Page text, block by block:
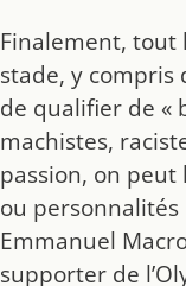
Finalement, tout
stade, y compris
de qualifier de «
machistes,
passion, on peut
ou
Emmanuel
supporter de